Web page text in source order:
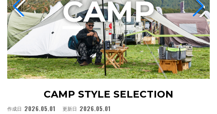
CAMP STYLE SELECTION
作成日 2026.05.01 更新日 2026.05.01
CAMP